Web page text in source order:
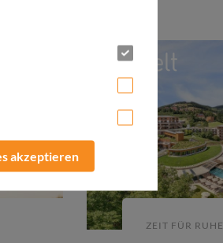
H
ZEIT FÜR RUHE
akzeptieren